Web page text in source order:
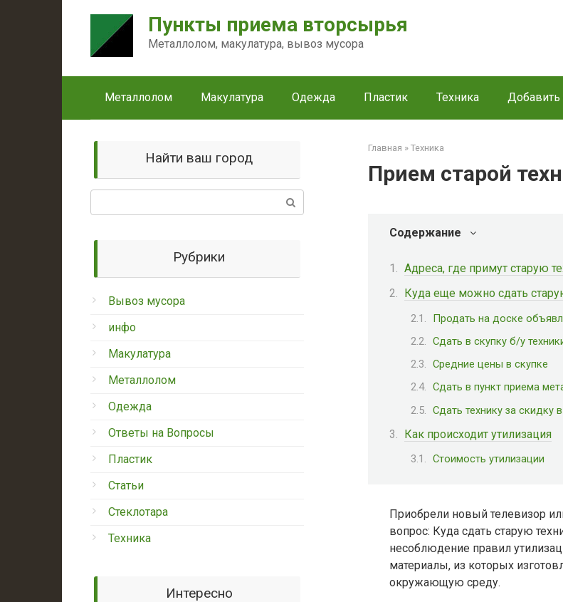
Пункты приема вторсырья
Металлолом, макулатура, вывоз мусора
Металлолом Макулатура Одежда Пластик Техника Добавить
Главная » Техника
Прием старой
Содержание
Адреса, где примут старую
Куда еще можно сдать
Продать на доске
Сдать в скупку б/у
Средние цены в скупке
Сдать в пункт приема
Сдать технику за скидку
Как происходит утилизация
Стоимость утилизации
Приобрели новый телевизор
вопрос: Куда сдать старую
несоблюдение правил
материалы, из которых
окружающую среду.
Найти ваш город
Рубрики
Вывоз мусора
инфо
Макулатура
Металлолом
Одежда
Ответы на Вопросы
Пластик
Статьи
Стеклотара
Техника
Интересно